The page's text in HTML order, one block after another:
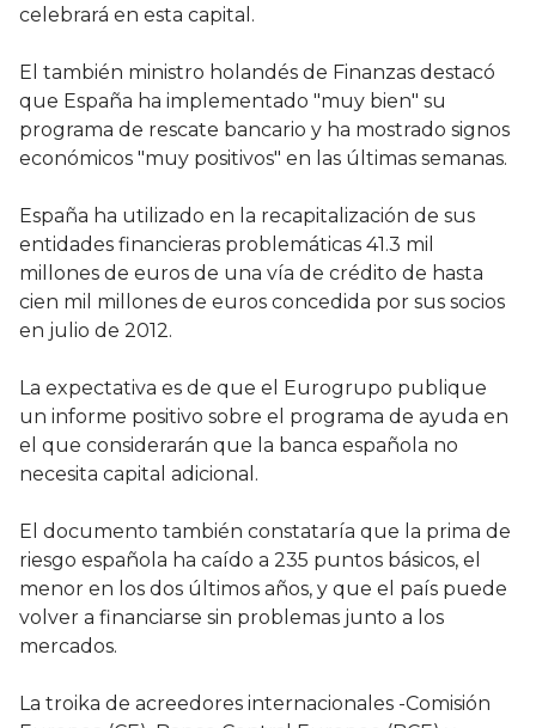
celebrará en esta capital.
El también ministro holandés de Finanzas destacó
que España ha implementado "muy bien" su
programa de rescate bancario y ha mostrado signos
económicos "muy positivos" en las últimas semanas.
España ha utilizado en la recapitalización de sus
entidades financieras problemáticas 41.3 mil
millones de euros de una vía de crédito de hasta
cien mil millones de euros concedida por sus socios
en julio de 2012.
La expectativa es de que el Eurogrupo publique
un informe positivo sobre el programa de ayuda en
el que considerarán que la banca española no
necesita capital adicional.
El documento también constataría que la prima de
riesgo española ha caído a 235 puntos básicos, el
menor en los dos últimos años, y que el país puede
volver a financiarse sin problemas junto a los
mercados.
La troika de acreedores internacionales -Comisión